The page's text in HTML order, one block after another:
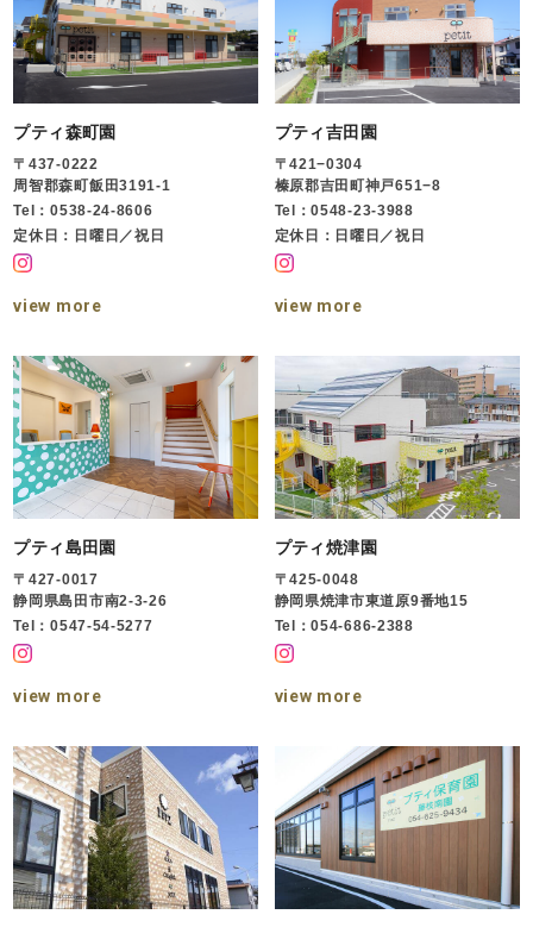
プティ森町園
〒437-0222
周智郡森町飯田3191-1
Tel：0538-24-8606
定休日：日曜日／祝日
view more
プティ吉田園
〒421−0304
榛原郡吉田町神戸651−8
Tel：0548-23-3988
定休日：日曜日／祝日
view more
プティ島田園
〒427-0017
静岡県島田市南2-3-26
Tel：0547-54-5277
view more
プティ焼津園
〒425-0048
静岡県焼津市東道原9番地15
Tel：054-686-2388
view more